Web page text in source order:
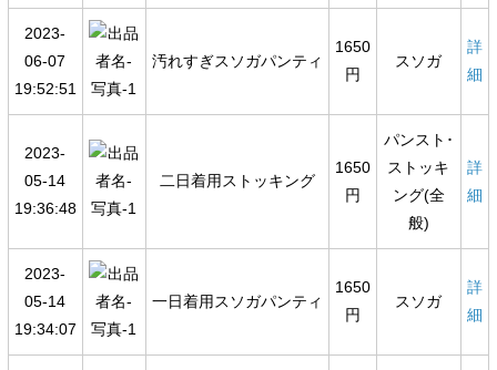
2023-
06-07
19:52:51
汚れすぎスソガパンティ
1650
円
スソガ
詳
細
2023-
05-14
19:36:48
二日着用ストッキング
1650
円
パンスト･
ストッキ
ング(全
般)
詳
細
2023-
05-14
19:34:07
一日着用スソガパンティ
1650
円
スソガ
詳
細